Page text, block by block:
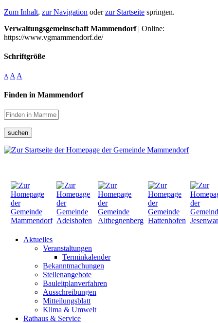
Zum Inhalt, zur Navigation oderzur Startseite springen.
Verwaltungsgemeinschaft Mammendorf| Online:
https://www.vgmammendorf.de/
Schriftgröße
A A A
Finden in Mammendorf
suchen
Aktuelles
Veranstaltungen
Terminkalender
Bekanntmachungen
Stellenangebote
Bauleitplanverfahren
Ausschreibungen
Mitteilungsblatt
Klima & Umwelt
Rathaus & Service